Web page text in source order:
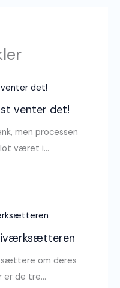
venter det!
men processen
været i…
iværksætteren
om deres
er de tre…